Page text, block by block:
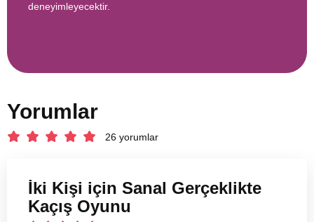
deneyimleyecektir.
Yorumlar
26 yorumlar
İki Kişi için Sanal Gerçeklikte
Kaçış Oyunu